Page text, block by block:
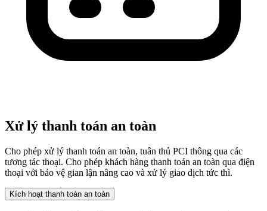
Xử lý thanh toán an toàn
Cho phép xử lý thanh toán an toàn, tuân thủ PCI thông qua các
tương tác thoại. Cho phép khách hàng thanh toán an toàn qua điện
thoại với bảo vệ gian lận nâng cao và xử lý giao dịch tức thì.
Kích hoạt thanh toán an toàn